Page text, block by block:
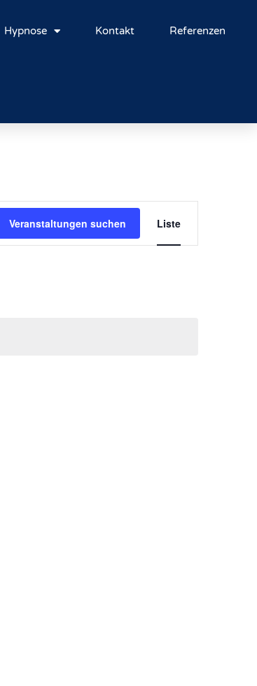
Hypnose Kontakt Referenzen
Veranstaltungen suchen Liste